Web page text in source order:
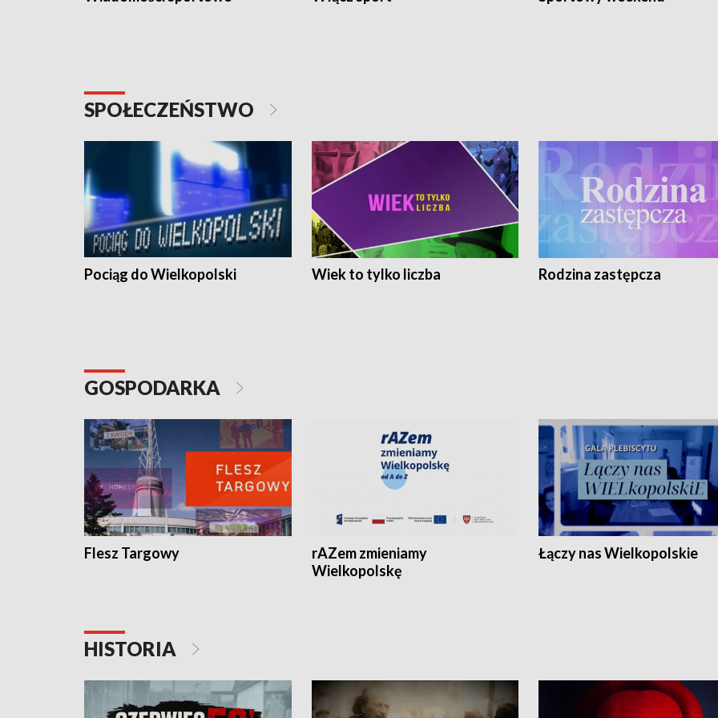
SPOŁECZEŃSTWO
Pociąg do Wielkopolski Wiek to tylko liczba Rodzina zastępcza
GOSPODARKA
Flesz Targowy
rAZem zmieniamy
Wielkopolskę
Łączy nas Wielkopolskie
HISTORIA